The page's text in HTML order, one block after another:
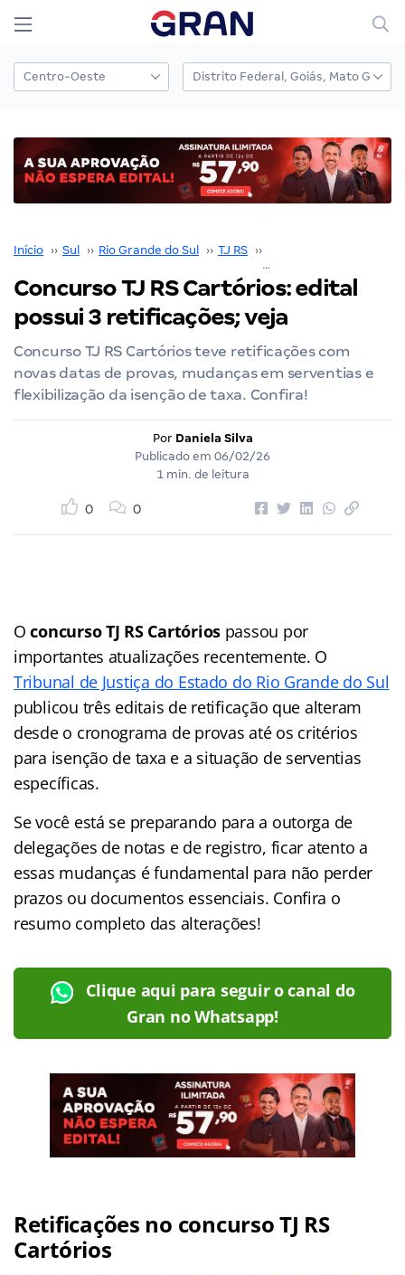
Início ›› Sul ›› Rio Grande do Sul ›› TJ RS ››
Concurso TJ RS Cartórios: edital
possui 3 retificações; veja
Concurso TJ RS Cartórios teve retificações com
novas datas de provas, mudanças em serventias e
flexibilização da isenção de taxa. Confira!
Por Daniela Silva
Publicado em 06/02/26
1 min. de leitura
0 0
Oconcurso TJ RS Cartórios passou por
importantes atualizações recentemente. O
Tribunal de Justiça do Estado do Rio Grande do Sul
publicou três editais de retificação que alteram
desde o cronograma de provas até os critérios
para isenção de taxa e a situação de serventias
específicas.
Se você está se preparando para a outorga de
delegações de notas e de registro, ficar atento a
essas mudanças é fundamental para não perder
prazos ou documentos essenciais. Confira o
resumo completo das alterações!
Clique aqui para seguir o canal do
Gran no Whatsapp!
Retificações no concurso TJ RS
Cartórios